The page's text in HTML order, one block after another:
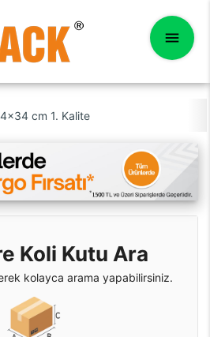
cm 1. Kalite
Koli Kutu Ara
kolayca arama yapabilirsiniz.